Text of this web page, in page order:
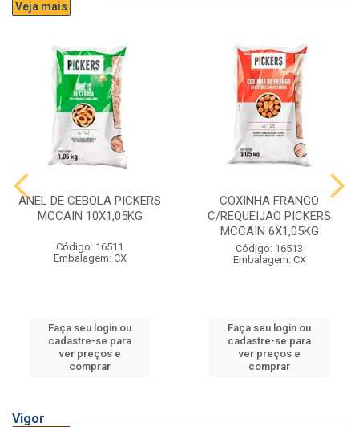
Veja mais
ANEL DE CEBOLA PICKERS
MCCAIN 10X1,05KG
Código: 16511
Embalagem: CX
Faça seu login ou
cadastre-se para
ver preços e
comprar
COXINHA FRANGO
C/REQUEIJAO PICKERS
MCCAIN 6X1,05KG
Código: 16513
Embalagem: CX
Faça seu login ou
cadastre-se para
ver preços e
comprar
Vigor